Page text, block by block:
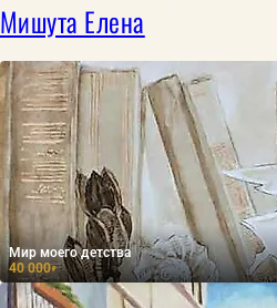
Мишута Елена
Мир моего детства
40 000₽